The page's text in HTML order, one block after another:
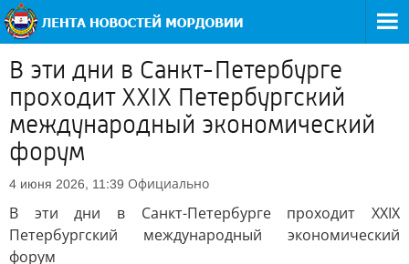
В эти дни в Санкт-Петербурге
проходит XXIX Петербургский
международный экономический
форум
4 июня 2026, 11:39 Официально
В эти дни в Санкт-Петербурге проходит XXIX
Петербургский международный экономический
форум